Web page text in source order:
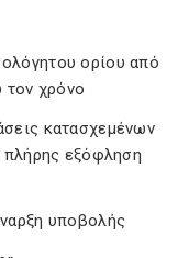
ορίου από
χρόνο
κατασχεμένων
πλήρης εξόφληση
υποβολής